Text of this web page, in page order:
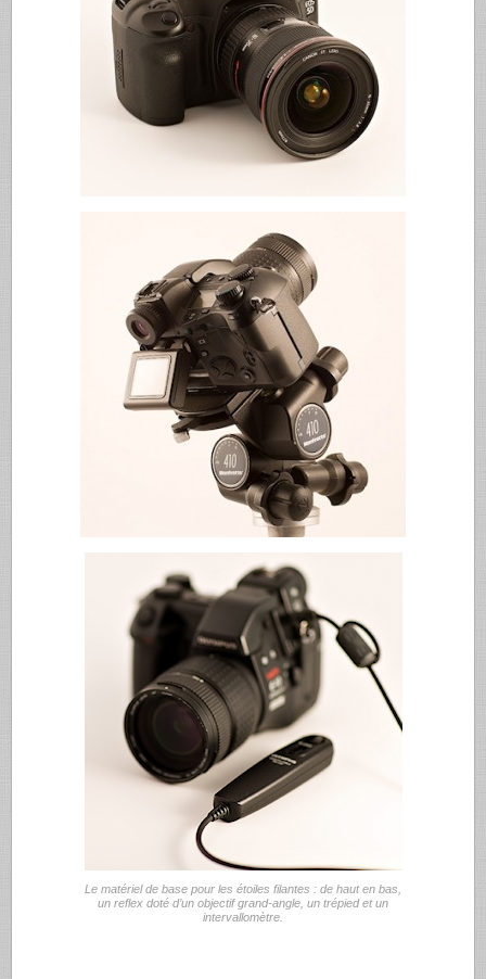
Le matériel de base pour les étoiles filantes : de haut en bas,
un reflex doté d’un objectif grand-angle, un trépied et un
intervallomètre.